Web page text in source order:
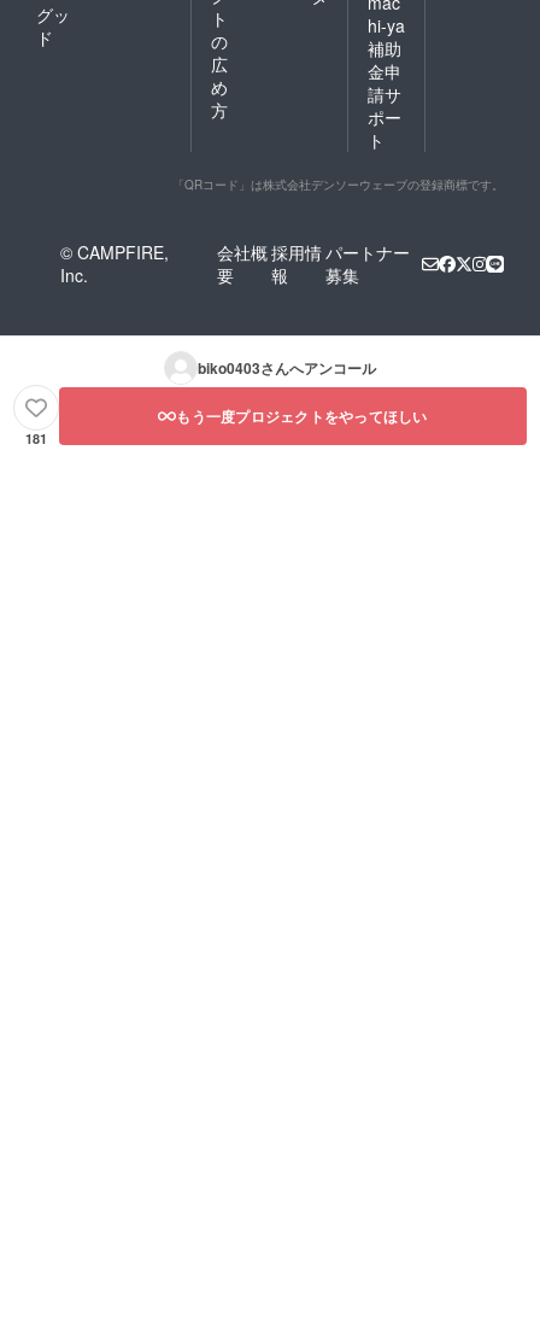
グッ
ド
ト
の
広
め
方
hi-ya
補助
金申
請サ
ポー
ト
「QRコード」は株式会社デンソーウェーブの登録商標です。
© CAMPFIRE,
Inc.
会社概
要
採用情
報
パートナー
募集
biko0403さんへアンコール
181
もう一度プロジェクトをやってほしい